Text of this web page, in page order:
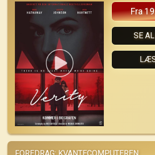
SE
FOREDRAG: KVANTECOMPUTEREN